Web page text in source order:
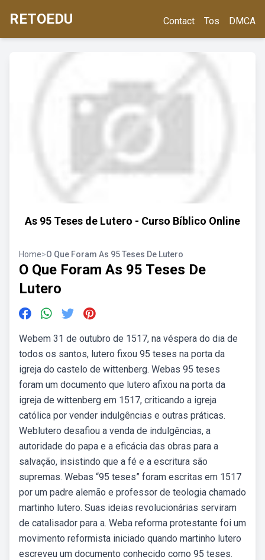
RETOEDU Contact Tos DMCA
As 95 Teses de Lutero - Curso Bíblico Online
Home>O Que Foram As 95 Teses De Lutero
O Que Foram As 95 Teses De
Lutero
Webem 31 de outubro de 1517, na véspera do dia de
todos os santos, lutero fixou 95 teses na porta da
igreja do castelo de wittenberg. Webas 95 teses
foram um documento que lutero afixou na porta da
igreja de wittenberg em 1517, criticando a igreja
católica por vender indulgências e outras práticas.
Weblutero desafiou a venda de indulgências, a
autoridade do papa e a eficácia das obras para a
salvação, insistindo que a fé e a escritura são
supremas. Webas “95 teses” foram escritas em 1517
por um padre alemão e professor de teologia chamado
martinho lutero. Suas ideias revolucionárias serviram
de catalisador para a. Weba reforma protestante foi um
movimento reformista iniciado quando martinho lutero
escreveu um documento conhecido como 95 teses.